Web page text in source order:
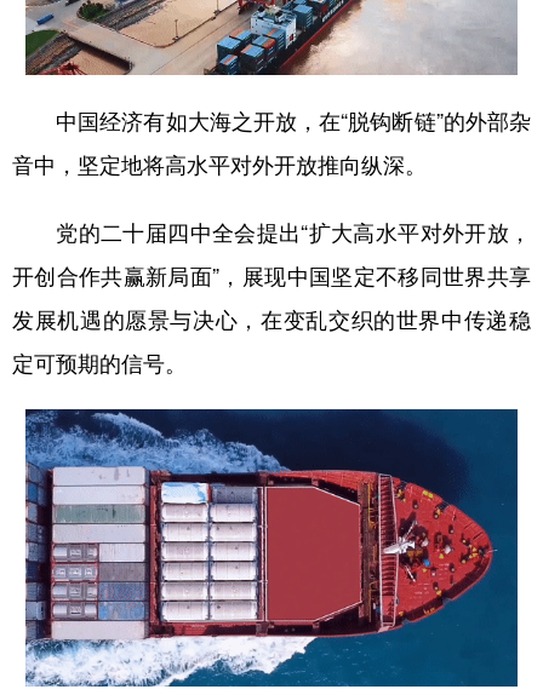
中国经济有如大海之开放，在“脱钩断链”的外部杂
音中，坚定地将高水平对外开放推向纵深。
党的二十届四中全会提出“扩大高水平对外开放，
开创合作共赢新局面”，展现中国坚定不移同世界共享
发展机遇的愿景与决心，在变乱交织的世界中传递稳
定可预期的信号。